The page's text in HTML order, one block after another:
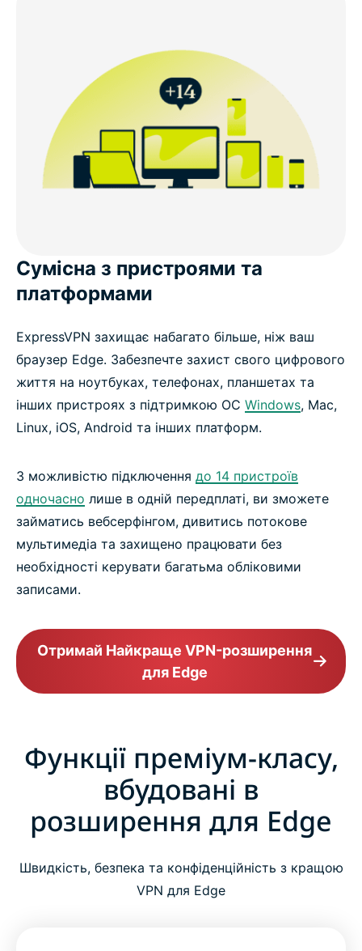
Сумісна з пристроями та
платформами
ExpressVPN захищає набагато більше, ніж ваш
браузер Edge. Забезпечте захист свого цифрового
життя на ноутбуках, телефонах, планшетах та
інших пристроях з підтримкою ОС Windows, Mac,
Linux, iOS, Android та інших платформ.
З можливістю підключення до 14 пристроїв
одночасно лише в одній передплаті, ви зможете
займатись вебсерфінгом, дивитись потокове
мультимедіа та захищено працювати без
необхідності керувати багатьма обліковими
записами.
Отримай Найкраще VPN-розширення
для Edge
Функції преміум-класу,
вбудовані в
розширення для Edge
Швидкість, безпека та конфіденційність з кращою
VPN для Edge